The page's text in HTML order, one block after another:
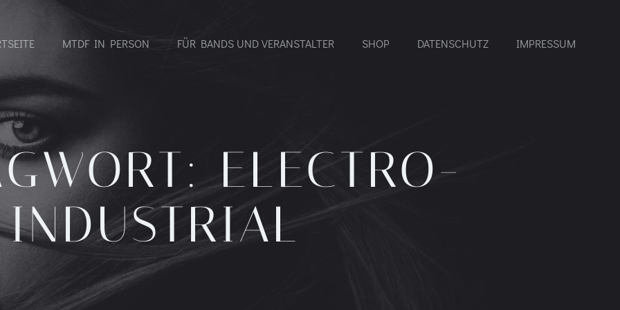
MTDF IN PERSON FÜR BANDS UND VERANSTALTER SHOP DATENSCHUTZ IMPRESSUM
ELECTRO-
INDUSTRIAL